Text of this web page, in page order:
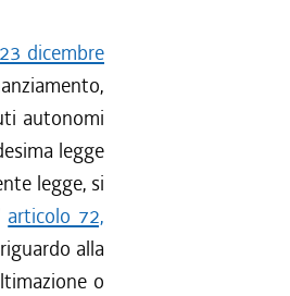
dicembre
autonomi
legge
legge, si
articolo 72,
alla
o